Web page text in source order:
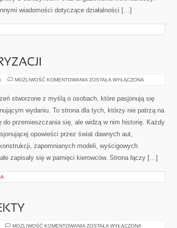
wiadomości dotyczące działalności […]
MOŻLIWOŚĆ KOMENTOWANIA ZŁOTA
ZOSTAŁA WYŁĄCZONA
stworzone z myślą o osobach, które pasjonują się
wydaniu. To strona dla tych, którzy nie patrzą na
do przemieszczania się, ale widzą w nim historię. Każdy
opowieści przez świat dawnych aut,
zapomnianych modeli, wyścigowych
zapisały się w pamięci kierowców. Strona łączy […]
MOŻLIWOŚĆ KOMENTOWANIA INSPIRACJE
ZOSTAŁA WYŁĄCZONA